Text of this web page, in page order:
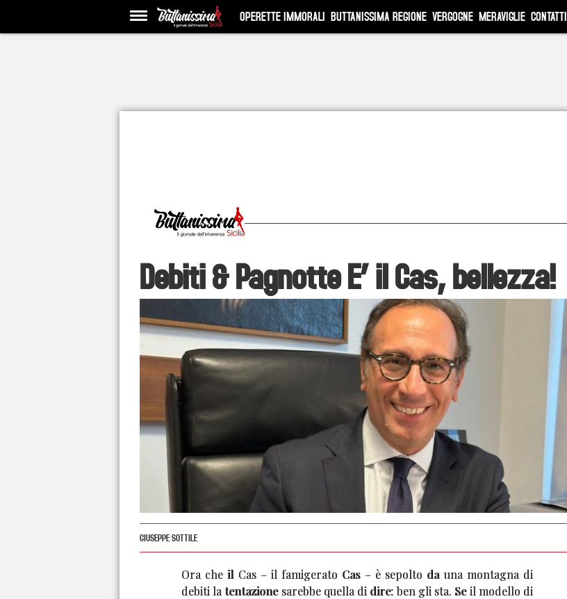
OPERETTE IMMORALI BUTTANISSIMA REGIONE VERGOGNE MERAVIGLIE CONTATTI
Debiti & Pagnotte E’ il Cas, bellezza!
GIUSEPPE SOTTILE
Ora che il Cas – il famigerato Cas – è sepolto da una montagna di
debiti la tentazione sarebbe quella di dire: ben gli sta. Se il modello di